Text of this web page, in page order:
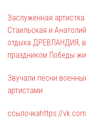
Заслуженная
Стаильская и
отдыха ДРЕВЛАНДИЯ, в
праздником Победы
Звучали песни
артистами
ссылочкаhttps://